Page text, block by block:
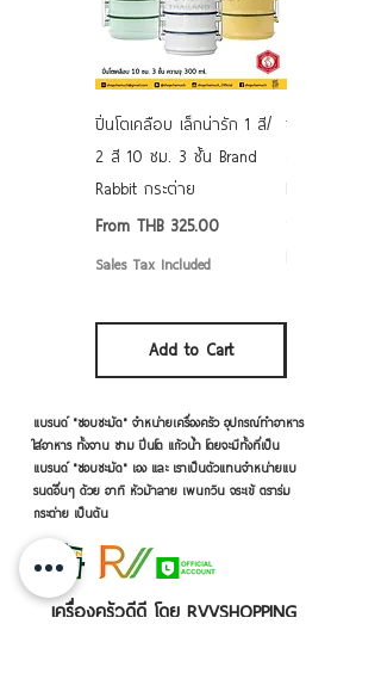
ปิ่นโตเคลือบ เล็กน่ารัก 1 สี/
2 สี 10 ซม. 3 ชั้น Brand
Rabbit กระต่าย
From THB 325.00
Sale Price
Sales Tax Included
Add to Cart
ชามเคลือบ
แบรนด์ "ชอบชะมัด" จำหน่ายเครื่องครัว อุปกรณ์ทำอาหาร
ใส่อาหาร ทั้งจาน ชาม ปิ่นโต แก้วน้ำ โดยจะมีทั้งที่เป็น
แบรนด์ "ชอบชะมัด" เอง และ เราเป็นตัวแทนจำหน่ายแบ
รนด์อื่นๆ ด้วย อาทิ หัวม้าลาย เพนกวิน จระเข้ ตราร่ม
กระต่าย เป็นต้น
เครื่องครัวดีดี โดย RVVSHOPPING